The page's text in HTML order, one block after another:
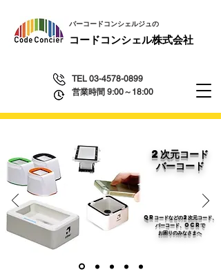
TEL 03-4578-0899
営業時間 9:00～18:00
​コードコンシェル株式会社
​バーコードコンシェルジュの
​2次元コード
バーコード
QRコードなどの2次元コード、
バーコード、OCRで
お困りのみなさまへ